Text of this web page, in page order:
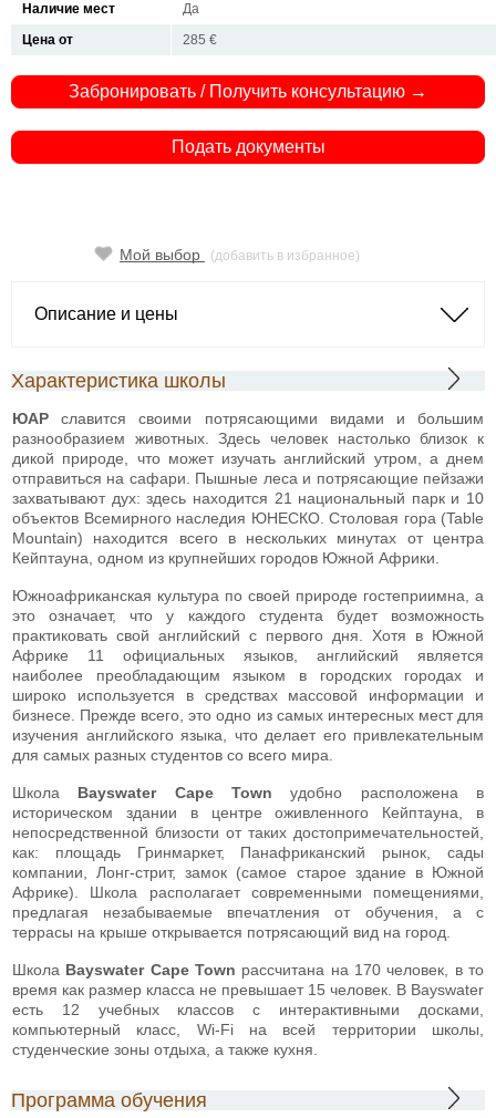
Наличие мест
Да
Цена от
285 €
Забронировать / Получить консультацию →
Подать документы
Мой выбор (добавить в избранное)
Описание и цены
Характеристика школы
ЮАРславится своими потрясающими видами и большим
разнообразием животных. Здесь человек настолько близок к
дикой природе, что может изучать английский утром, а днем
отправиться на сафари. Пышные леса и потрясающие пейзажи
захватывают дух: здесь находится 21 национальный парк и 10
объектов Всемирного наследия ЮНЕСКО. Столовая гора (Table
Mountain) находится всего в нескольких минутах от центра
Кейптауна, одном из крупнейших городов Южной Африки.
Южноафриканская культура по своей природе гостеприимна, а
это означает, что у каждого студента будет возможность
практиковать свой английский с первого дня. Хотя в Южной
Африке 11 официальных языков, английский является
наиболее преобладающим языком в городских городах и
широко используется в средствах массовой информации и
бизнесе. Прежде всего, это одно из самых интересных мест для
изучения английского языка, что делает его привлекательным
для самых разных студентов со всего мира.
Школа Bayswater Cape Town удобно расположена в
историческом здании в центре оживленного Кейптауна, в
непосредственной близости от таких достопримечательностей,
как: площадь Гринмаркет, Панафриканский рынок, сады
компании, Лонг-стрит, замок (самое старое здание в Южной
Африке). Школа располагает современными помещениями,
предлагая незабываемые впечатления от обучения, а с
террасы на крыше открывается потрясающий вид на город.
Школа Bayswater Cape Town рассчитана на 170 человек, в то
время как размер класса не превышает 15 человек. В Bayswater
есть 12 учебных классов с интерактивными досками,
компьютерный класс, Wi-Fi на всей территории школы,
студенческие зоны отдыха, а также кухня.
Программа обучения